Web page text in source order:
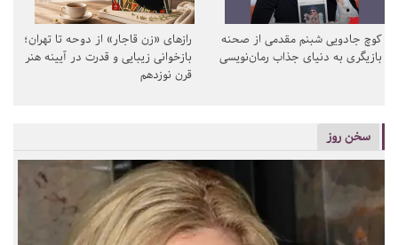
کوچ جادویی شبنم مقدمی از صحنه
بازیگری به دنیای جذاب رمان‌نویسی
رازهای «زن قاجار» از دوحه تا تهران؛
بازخوانی زیبایی و قدرت در آیینه هنر
قرن نوزدهم
سخن روز